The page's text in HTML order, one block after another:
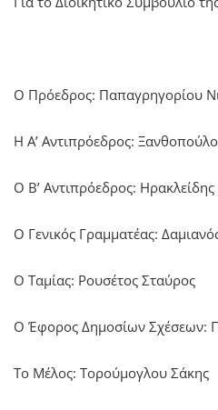
Ο Πρόεδρος: Παπαγρηγορίου
Η Α’ Αντιπρόεδρος:
Ο Β’ Αντιπρόεδρος:
Ο Γενικός Γραμματέας:
Ο Ταμίας: Ρουσέτος Σταύρος
Ο Έφορος Δημοσίων Σχέσεων:
Το Μέλος: Τορούμογλου Σάκης